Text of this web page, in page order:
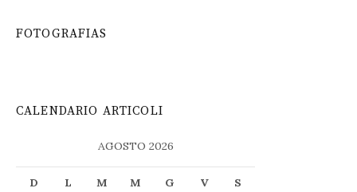
FOTOGRAFIAS
CALENDARIO ARTICOLI
AGOSTO 2026
D L M M G V S